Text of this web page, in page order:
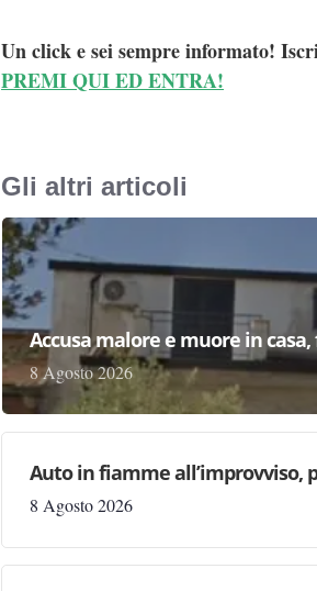
Un click e sei sempre informato!
PREMI QUI ED ENTRA!
Gli altri articoli
Accusa malore e muore in casa,
8 Agosto 2026
Auto in fiamme all’improvviso,
8 Agosto 2026